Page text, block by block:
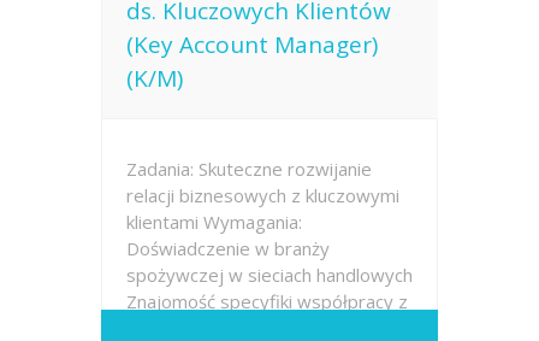
ds. Kluczowych Klientów
(Key Account Manager)
(K/M)
Zadania: Skuteczne rozwijanie
relacji biznesowych z kluczowymi
klientami Wymagania:
Doświadczenie w branży
spożywczej w sieciach handlowych
Znajomość specyfiki współpracy z